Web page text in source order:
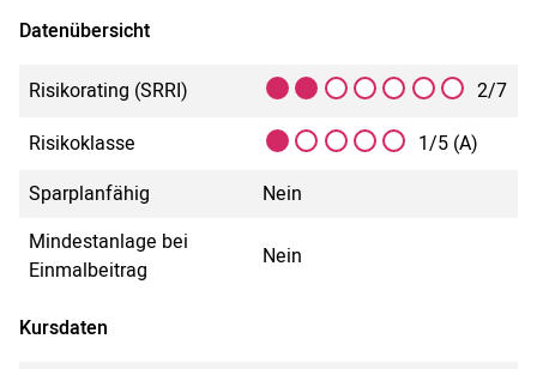
Datenübersicht
Risikorating (SRRI)
2/7
Risikoklasse
1/5 (A)
Sparplanfähig
Nein
Mindestanlage bei
Einmalbeitrag
Nein
Kursdaten